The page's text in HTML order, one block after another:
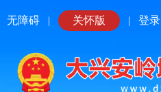
无障碍 | 关怀版 | 登录